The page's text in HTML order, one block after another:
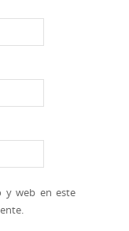
y web en este